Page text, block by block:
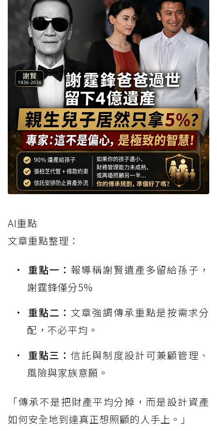
AI重點
文章重點整理：
重點一： 報導稱謝賢遺產多留給孫子，
謝霆鋒僅分5%
重點二： 文章強調傳承重點是按需求分
配，不必平均。
重點三：信託與制度設計可兼顧管理、
風險與家族意願。
「傳承不是把財產平均分掉，而是設計資產
如何安全地到達真正想照顧的人手上。」